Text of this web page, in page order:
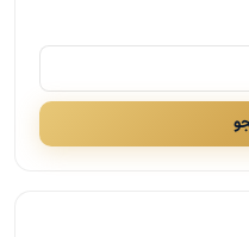
124